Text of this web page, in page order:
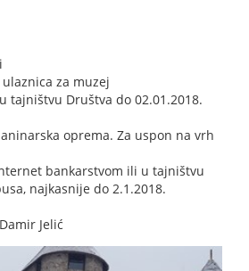
za muzej
tajništvu Društva do 02.01.2018.
oprema. Za uspon na vrh
bankarstvom ili u tajništvu
najkasnije do 2.1.2018.
Jelić